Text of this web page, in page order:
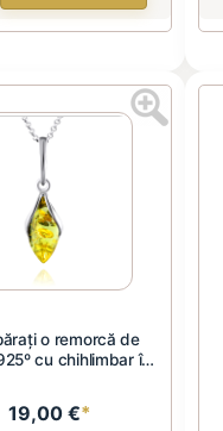
o remorcă de
cu chihlimbar în
19,00 €*